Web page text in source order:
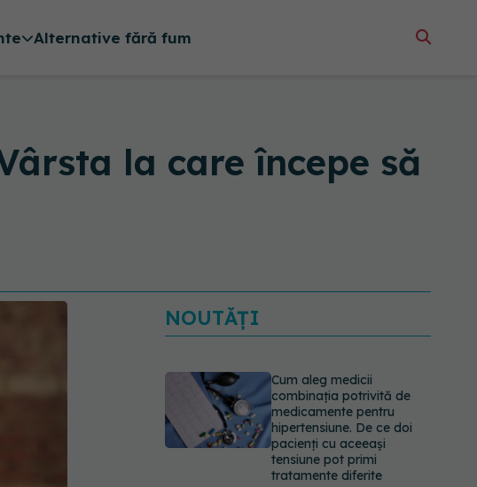
Alternative fără fum
la care începe să
NOUTĂȚI
Cum aleg medicii
combinația potrivită de
medicamente pentru
hipertensiune. De ce doi
pacienți cu aceeași
tensiune pot primi
tratamente diferite